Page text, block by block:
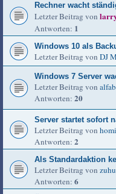
Rechner wacht
Letzter Beitrag von
Antworten: 1
Windows 10 als
Letzter Beitrag von DJ
Windows 7 Server
Letzter Beitrag von
Antworten: 20
Server startet sofort
Letzter Beitrag von
Antworten: 2
Als Standardaktion
Letzter Beitrag von
Antworten: 6